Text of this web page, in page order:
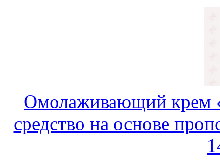
Омолаживающий крем
средство на основе